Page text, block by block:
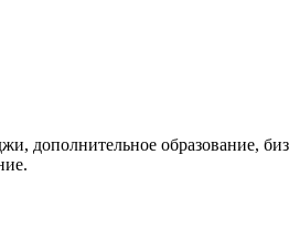
дополнительное образование,